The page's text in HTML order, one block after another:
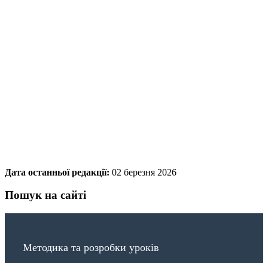
Дата останньої редакції: 02 березня 2026
Пошук на сайті
Методика та розробки уроків